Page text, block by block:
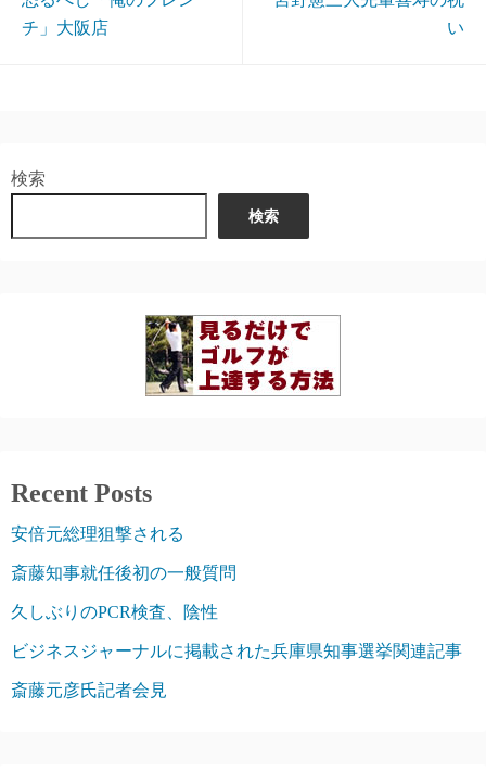
チ」大阪店
い
検索
検索
Recent Posts
安倍元総理狙撃される
斎藤知事就任後初の一般質問
久しぶりのPCR検査、陰性
ビジネスジャーナルに掲載された兵庫県知事選挙関連記事
斎藤元彦氏記者会見